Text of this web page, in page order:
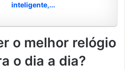
inteligente,...
o melhor relógio
o dia a dia?